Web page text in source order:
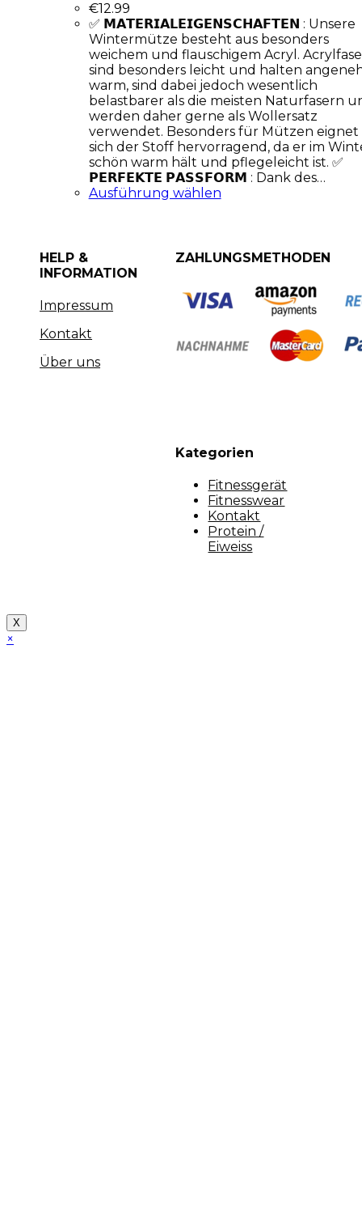
€12.99
✅ 𝗠𝗔𝗧𝗘𝗥𝗜𝗔𝗟𝗘𝗜𝗚𝗘𝗡𝗦𝗖𝗛𝗔𝗙𝗧𝗘𝗡 : Unsere
Wintermütze besteht aus besonders
weichem und flauschigem Acryl.
sind besonders leicht und halten
warm, sind dabei jedoch wesentlich
belastbarer als die meisten Naturfasern
werden daher gerne als Wollersatz
verwendet. Besonders für Mützen eignet
sich der Stoff hervorragend, da er im
schön warm hält und pflegeleicht ist. ✅
𝗣𝗘𝗥𝗙𝗘𝗞𝗧𝗘 𝗣𝗔𝗦𝗦𝗙𝗢𝗥𝗠 : Dank des…
Ausführung wählen
HELP &
INFORMATION
Impressum
Kontakt
Über uns
ZAHLUNGSMETHODEN
Kategorien
Fitnessgerät
Fitnesswear
Kontakt
Protein /
Eiweiss
X
×